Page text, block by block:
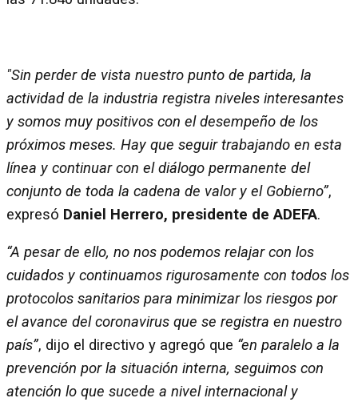
"Sin perder de vista nuestro punto de partida, la
actividad de la industria registra niveles interesantes
y somos muy positivos con el desempeño de los
próximos meses. Hay que seguir trabajando en esta
línea y continuar con el diálogo permanente del
conjunto de toda la cadena de valor y el Gobierno”,
expresó Daniel Herrero, presidente de ADEFA.
“A pesar de ello, no nos podemos relajar con los
cuidados y continuamos rigurosamente con todos los
protocolos sanitarios para minimizar los riesgos por
el avance del coronavirus que se registra en nuestro
país”, dijo el directivo y agregó que “en paralelo a la
prevención por la situación interna, seguimos con
atención lo que sucede a nivel internacional y